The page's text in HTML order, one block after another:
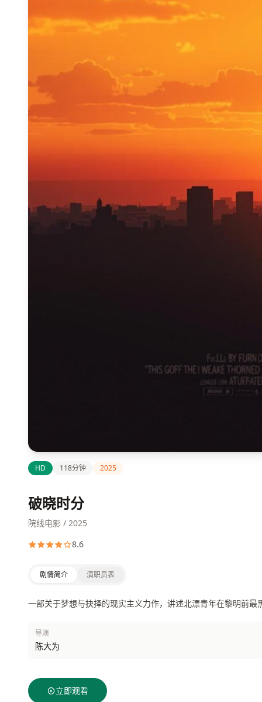
HD 118分钟 2025
破晓时分
院线电影 / 2025
8.6
剧情简介 演职员表
一部关于梦想与抉择的现实主义力作，讲述北漂青年在黎明前
导演
陈大为
立即观看